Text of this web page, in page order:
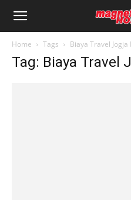
Home Tags Biaya Travel Jogja
Tag: Biaya Travel